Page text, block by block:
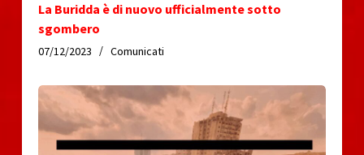
La Buridda è di nuovo ufficialmente sotto
sgombero
07/12/2023 Comunicati